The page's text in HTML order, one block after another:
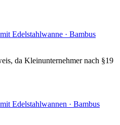
Edelstahlwanne · Bambus
da Kleinunternehmer nach §19
Edelstahlwannen · Bambus